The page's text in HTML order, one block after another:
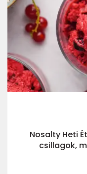
Nosalty Heti
csillagok,